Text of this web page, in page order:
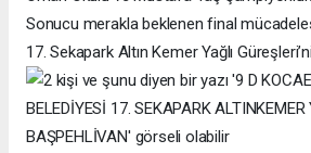
Sonucu merakla beklenen final
17. Sekapark Altın Kemer Yağlı